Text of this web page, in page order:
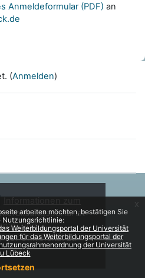
arbeiten möchten, bestätigen Sie
Nutzungsrichtlinie:
Weiterbildungsportal der Universität
für das Weiterbildungsportal der
der Universität
Lübeck
x
Anmeldeformular (PDF) an
(Anmelden)
ist
und
der Universität zu